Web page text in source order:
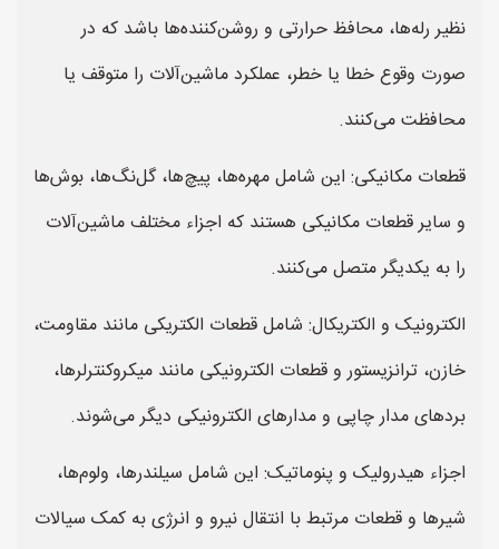
نظیر رله‌ها، محافظ حرارتی و روشن‌کننده‌ها باشد که در
صورت وقوع خطا یا خطر، عملکرد ماشین‌آلات را متوقف یا
محافظت می‌کنند.
قطعات مکانیکی: این شامل مهره‌ها، پیچ‌ها، گل‌نگ‌ها، بوش‌ها
و سایر قطعات مکانیکی هستند که اجزاء مختلف ماشین‌آلات
را به یکدیگر متصل می‌کنند.
الکترونیک و الکتریکال: شامل قطعات الکتریکی مانند مقاومت،
خازن، ترانزیستور و قطعات الکترونیکی مانند میکروکنترلرها،
برد‌های مدار چاپی و مدارهای الکترونیکی دیگر می‌شوند.
اجزاء هیدرولیک و پنوماتیک: این شامل سیلندرها، ولوم‌ها،
شیرها و قطعات مرتبط با انتقال نیرو و انرژی به کمک سیالات